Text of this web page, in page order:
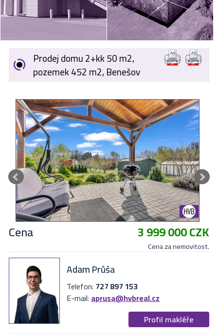
NÁŠ ČASOPIS
KARIÉRA
O NÁS
Prodej domu 2+kk 50 m2,
pozemek 452 m2, Benešov
Cena 3 999 000 CZK
Cena za nemovitost.
Adam Průša
Telefon: 727 897 153
E-mail:aprusa@hvbreal.cz
Profil makléře